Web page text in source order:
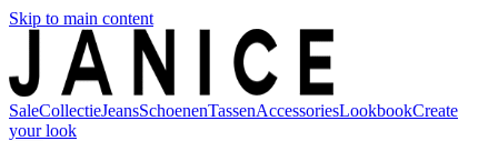
Skip to main content
SaleCollectieJeansSchoenenTassenAccessoriesLookbookCreate
your look